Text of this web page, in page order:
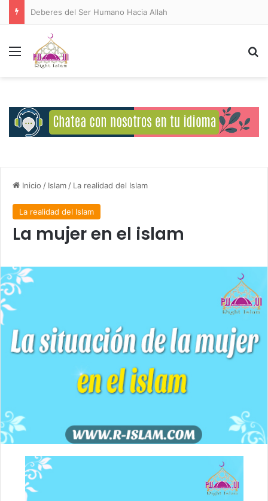
Deberes del Ser Humano Hacia Allah
Menú
Inicio / Islam / La realidad del Islam
La realidad del Islam
La mujer en el islam